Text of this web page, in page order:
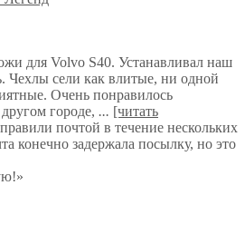
для Volvo S40. Устанавливал наш
Чехлы сели как влитые, ни одной
Очень понравилось
городе, ... [читать
почтой в течение нескольких
конечно задержала посылку, но это
»